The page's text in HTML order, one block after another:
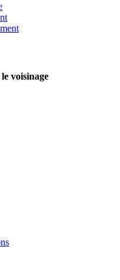
voisinage